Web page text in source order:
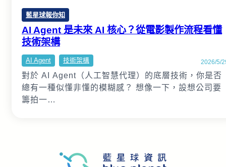
藍星球報你知
AI Agent 是未來 AI 核心？從電影製作流程看懂
技術架構
AI Agent 技術架構 2026/5/
對於 AI Agent（人工智慧代理）的底層技術，你是否
總有一種似懂非懂的模糊感？ 想像一下，設想公司要
籌拍一…